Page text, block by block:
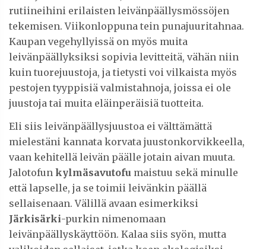
rutiineihini erilaisten leivänpäällysmössöjen
tekemisen. Viikonloppuna tein punajuuritahnaa.
Kaupan vegehyllyissä on myös muita
leivänpäällyksiksi sopivia levitteitä, vähän niin
kuin tuorejuustoja, ja tietysti voi vilkaista myös
pestojen tyyppisiä valmistahnoja, joissa ei ole
juustoja tai muita eläinperäisiä tuotteita.
Eli siis leivänpäällysjuustoa ei välttämättä
mielestäni kannata korvata juustonkorvikkeella,
vaan kehitellä leivän päälle jotain aivan muuta.
Jalotofun kylmäsavutofu maistuu sekä minulle
että lapselle, ja se toimii leivänkin päällä
sellaisenaan. Välillä avaan esimerkiksi
Järkisärki-purkin nimenomaan
leivänpäällyskäyttöön. Kalaa siis syön, mutta